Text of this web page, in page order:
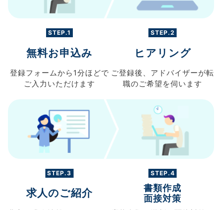
STEP.1
無料お申込み
登録フォームから 1分ほどで
ご入力 いただけます
STEP.2
ヒアリング
ご登録後、 アドバイザーが転
職のご希望を伺います
STEP.3
求人のご紹介
STEP.4
書類作成
面接対策